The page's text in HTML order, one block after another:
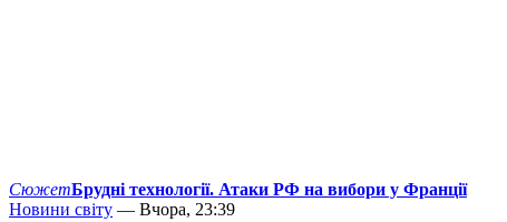
СюжетБрудні технології. Атаки РФ на вибори у Франції
Новини світу — Вчора, 23:39